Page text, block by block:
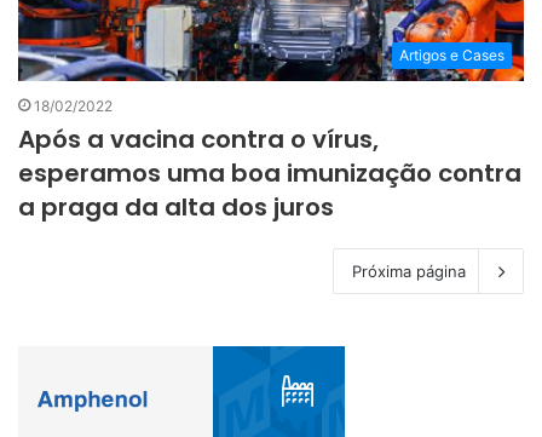
Artigos e Cases
18/02/2022
Após a vacina contra o vírus,
esperamos uma boa imunização contra
a praga da alta dos juros
Próxima página